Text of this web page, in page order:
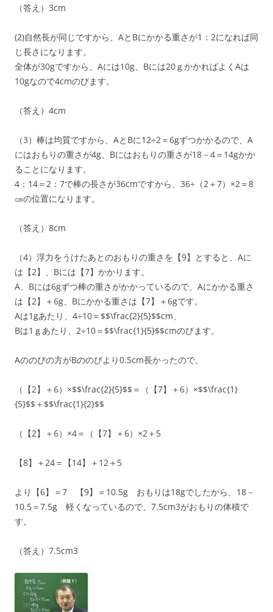
（答え）3cm
(2)自然長が同じですから、AとBにかかる重さが1：2になれば同
じ長さになります。
全体が30gですから、Aには10g、Bには20ｇかかればよくAは
10gなので4cmのびます。
（答え）4cm
（3）棒は均質ですから、AとBに12÷2＝6gずつかかるので、A
にはおもりの重さが4g、Bにはおもりの重さが18－4＝14gかか
ることになります。
4：14＝2：7で棒の長さが36cmですから、36÷（2＋7）×2＝8
㎝の位置になります。
（答え）8cm
（4）浮力をうけたあとのおもりの重さを【9】とすると、Aに
は【2】、Bには【7】かかります。
A、Bには6gずつ棒の重さがかかっているので、Aにかかる重さ
は【2】＋6g、Bにかかる重さは【7】＋6gです。
Aは1gあたり、4÷10＝$$\frac{2}{5}$$cm、
Bは1ｇあたり、2÷10＝$$\frac{1}{5}$$cmのびます。
Aののびの方がBののびより0.5cm長かったので、
（【2】＋6）×$$\frac{2}{5}$$＝（【7】＋6）×$$\frac{1}
{5}$$＋$$\frac{1}{2}$$
（【2】＋6）×4＝（【7】＋6）×2＋5
【8】＋24＝【14】＋12＋5
より【6】＝7 【9】＝10.5g おもりは18gでしたから、18－
10.5＝7.5g 軽くなっているので、7.5cm3がおもりの体積で
す。
（答え）7.5cm3